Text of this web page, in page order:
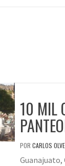
10 MIL
POR CARLOS
Guanajuato,